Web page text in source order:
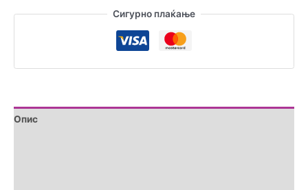
Сигурно плаќање
Опис